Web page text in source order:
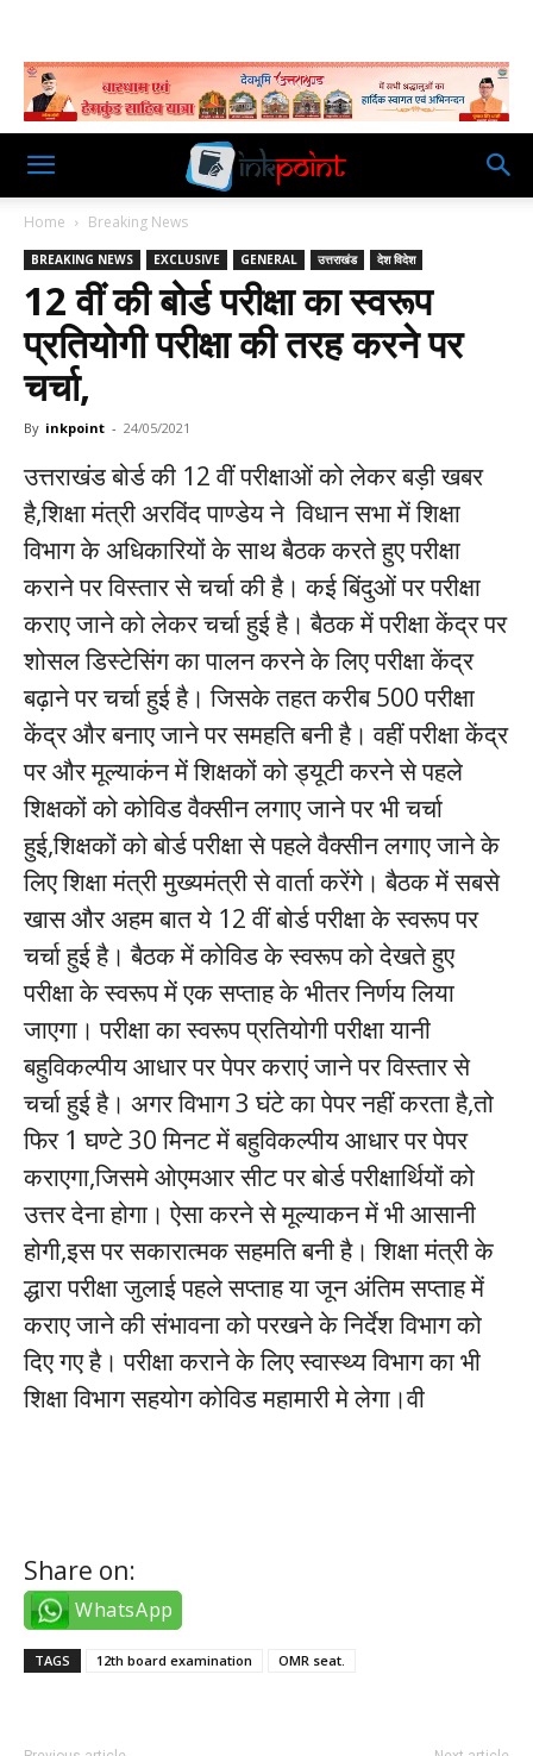
Home Breaking News
BREAKING NEWS EXCLUSIVE GENERAL उत्तराखंड देश विदेश
12 वीं की बोर्ड परीक्षा का स्वरूप
प्रतियोगी परीक्षा की तरह करने पर
चर्चा,
By inkpoint - 24/05/2021
उत्तराखंड बोर्ड की 12 वीं परीक्षाओं को लेकर बड़ी खबर
है,शिक्षा मंत्री अरविंद पाण्डेय ने विधान सभा में शिक्षा
विभाग के अधिकारियों के साथ बैठक करते हुए परीक्षा
कराने पर विस्तार से चर्चा की है। कई बिंदुओं पर परीक्षा
कराए जाने को लेकर चर्चा हुई है। बैठक में परीक्षा केंद्र पर
शोसल डिस्टेसिंग का पालन करने के लिए परीक्षा केंद्र
बढ़ाने पर चर्चा हुई है। जिसके तहत करीब 500 परीक्षा
केंद्र और बनाए जाने पर समहति बनी है। वहीं परीक्षा केंद्र
पर और मूल्याकंन में शिक्षकों को ड्यूटी करने से पहले
शिक्षकों को कोविड वैक्सीन लगाए जाने पर भी चर्चा
हुई,शिक्षकों को बोर्ड परीक्षा से पहले वैक्सीन लगाए जाने के
लिए शिक्षा मंत्री मुख्यमंत्री से वार्ता करेंगे। बैठक में सबसे
खास और अहम बात ये 12 वीं बोर्ड परीक्षा के स्वरूप पर
चर्चा हुई है। बैठक में कोविड के स्वरूप को देखते हुए
परीक्षा के स्वरूप में एक सप्ताह के भीतर निर्णय लिया
जाएगा। परीक्षा का स्वरूप प्रतियोगी परीक्षा यानी
बहुविकल्पीय आधार पर पेपर कराएं जाने पर विस्तार से
चर्चा हुई है। अगर विभाग 3 घंटे का पेपर नहीं करता है,तो
फिर 1 घण्टे 30 मिनट में बहुविकल्पीय आधार पर पेपर
कराएगा,जिसमे ओएमआर सीट पर बोर्ड परीक्षार्थियों को
उत्तर देना होगा। ऐसा करने से मूल्याकन में भी आसानी
होगी,इस पर सकारात्मक सहमति बनी है। शिक्षा मंत्री के
द्धारा परीक्षा जुलाई पहले सप्ताह या जून अंतिम सप्ताह में
कराए जाने की संभावना को परखने के निर्देश विभाग को
दिए गए है। परीक्षा कराने के लिए स्वास्थ्य विभाग का भी
शिक्षा विभाग सहयोग कोविड महामारी मे लेगा।वी
Share on:
WhatsApp
TAGS 12th board examination OMR seat.